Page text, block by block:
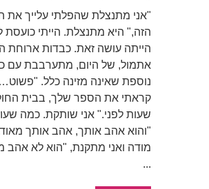
"אני מתנצלת שהפלתי עלייך את
הזה," היא מתנצלת. הייתי כועסת
הייתה עושה זאת. כבדות ארוחת
אתמול, של היום, מתערבבת עם
נוספת שאינה מזינה כלל.
קראתי את הספר שלך, בבית
שעות לפני." אני שותקת. כמה
"והוא אהב אותך, אהב אותך
מודה ואני מתקנת, "הוא לא אהב
...